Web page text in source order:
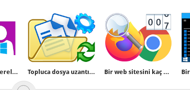
Windows 10 da yerel hesaptan Microsoft hesabına geçelim Topluca dosya uzantısı değiştirin Bir web sitesini kaç kez ziyaret ettiğinizi bulun